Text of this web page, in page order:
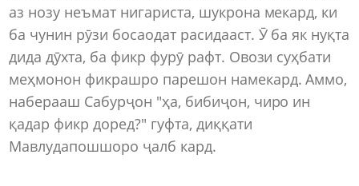
аз нозу неъмат нигариста, шукрона мекард, ки
ба чунин рӯзи босаодат расидааст. Ӯ ба як нуқта
дида дӯхта, ба фикр фурӯ рафт. Овози суҳбати
меҳмонон фикрашро парешон намекард. Аммо,
наберааш Сабурҷон "ҳа, бибиҷон, чиро ин
қадар фикр доред?" гуфта, диққати
Мавлудапошшоро ҷалб кард.